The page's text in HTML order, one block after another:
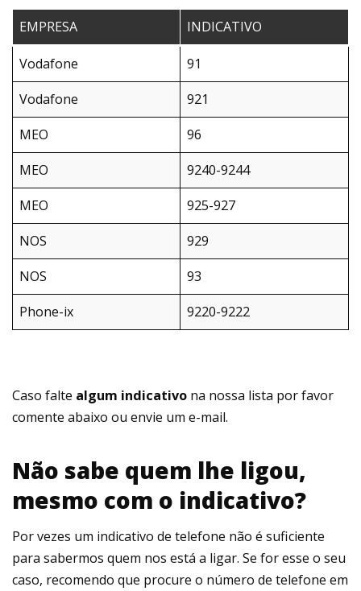
EMPRESA INDICATIVO
Vodafone
91
Vodafone
921
MEO
96
MEO
9240-9244
MEO
925-927
NOS
929
NOS
93
Phone-ix
9220-9222
Caso falte algum indicativo na nossa lista por favor
comente abaixo ou envie um e-mail.
Não sabe quem lhe ligou,
mesmo com o indicativo?
Por vezes um indicativo de telefone não é suficiente
para sabermos quem nos está a ligar. Se for esse o seu
caso, recomendo que procure o número de telefone em